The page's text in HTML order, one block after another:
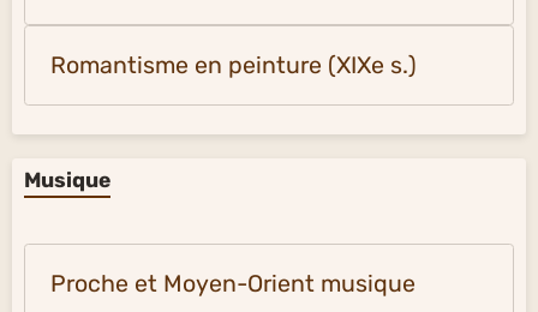
Romantisme en peinture (XIXe s.)
Musique
Proche et Moyen-Orient musique